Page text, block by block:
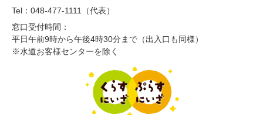
Tel：048-477-1111（代表）
窓口受付時間：
平日午前9時から午後4時30分まで（出入口も同様）
※水道お客様センターを除く